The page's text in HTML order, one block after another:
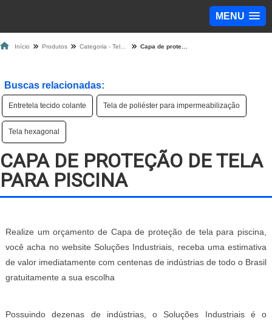
MENU
Início Produtos
Buscas relacionadas:
Entretela tecido colante Tela de poliéster para impermeabilização
Tela hexagonal
CAPA DE PROTEÇÃO DE TELA
PARA PISCINA
Realize um orçamento de Capa de proteção de tela para piscina,
você acha no website Soluções Industriais, receba uma estimativa
de valor imediatamente com centenas de indústrias de todo o Brasil
gratuitamente a sua escolha
Possuindo dezenas de indústrias, o Soluções Industriais é o